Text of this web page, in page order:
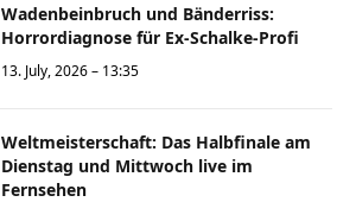
Wadenbeinbruch und Bänderriss:
Horrordiagnose für Ex-Schalke-Profi
13. July, 2026 – 13:35
Weltmeisterschaft: Das Halbfinale am
Dienstag und Mittwoch live im
Fernsehen